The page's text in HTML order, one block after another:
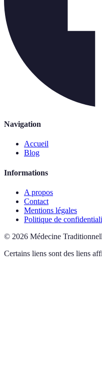
Navigation
Accueil
Blog
Informations
A propos
Contact
Mentions légales
Politique de
© 2026 Médecine
Certains liens sont des liens